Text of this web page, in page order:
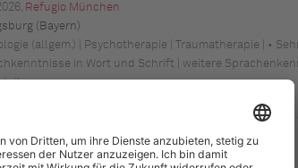
Refugio München
(Bayern)
(allgem.) | Psychotherapie | Traumatherapie | •
in Wort und Schrift | weitere
(m/w/d) für Psychiatrie und Psychotherapie